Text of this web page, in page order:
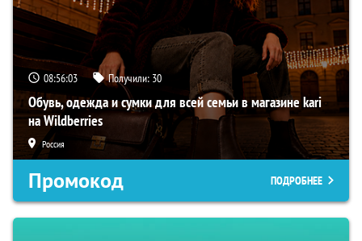
08:56:02 Получили: 30
Обувь, одежда и сумки для всей семьи в магазине kari
на Wildberries
Россия
Промокод ПОДРОБНЕЕ